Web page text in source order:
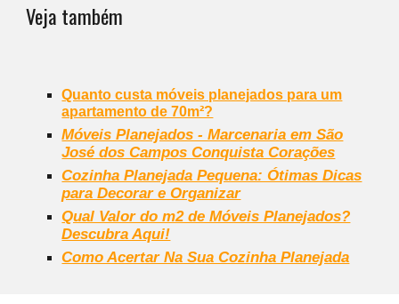
Veja também
Quanto custa móveis planejados para um
apartamento de 70m²?
Móveis Planejados - Marcenaria em São
José dos Campos Conquista Corações
Cozinha Planejada Pequena: Ótimas Dicas
para Decorar e Organizar
Qual Valor do m2 de Móveis Planejados?
Descubra Aqui!
Como Acertar Na Sua Cozinha Planejada